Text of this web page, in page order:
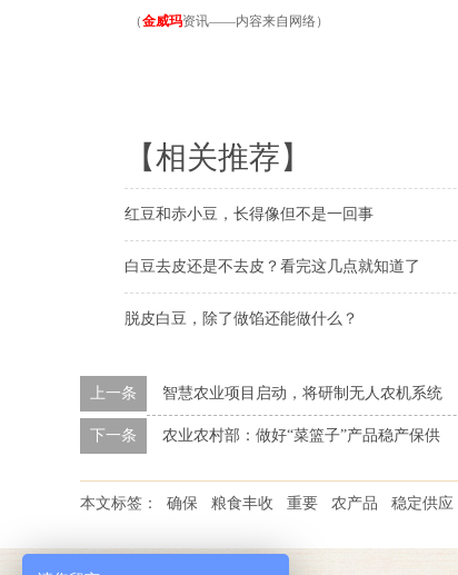
（金威玛资讯——内容来自网络）
【相关推荐】
红豆和赤小豆，长得像但不是一回事
白豆去皮还是不去皮？看完这几点就知道了
脱皮白豆，除了做馅还能做什么？
上一条 智慧农业项目启动，将研制无人农机系统
下一条 农业农村部：做好“菜篮子”产品稳产保供
本文标签： 确保 粮食丰收 重要 农产品 稳定供应